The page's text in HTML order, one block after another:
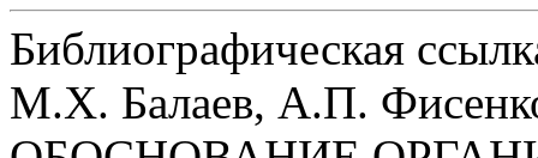
Библиографическая
М.Х. Балаев, А.П.